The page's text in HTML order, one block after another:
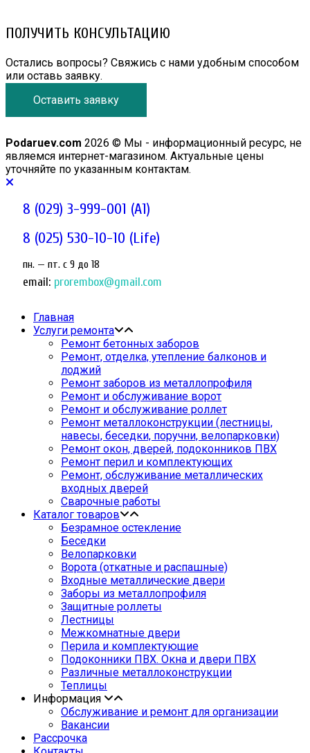
ПОЛУЧИТЬ КОНСУЛЬТАЦИЮ
Остались вопросы? Свяжись с нами удобным способом
или оставь заявку.
Оставить заявку
Podaruev.com 2026 © Мы - информационный ресурс, не
являемся интернет-магазином. Актуальные цены
уточняйте по указанным контактам.
8 (029) 3-999-001 (A1)
8 (025) 530-10-10 (Life)
пн. — пт. c 9 до 18
email: prorembox@gmail.com
Главная
Услуги ремонта
Ремонт бетонных заборов
Ремонт, отделка, утепление балконов и
лоджий
Ремонт заборов из металлопрофиля
Ремонт и обслуживание ворот
Ремонт и обслуживание роллет
Ремонт металлоконструкции (лестницы,
навесы, беседки, поручни, велопарковки)
Ремонт окон, дверей, подоконников ПВХ
Ремонт перил и комплектующих
Ремонт, обслуживание металлических
входных дверей
Сварочные работы
Каталог товаров
Безрамное остекление
Беседки
Велопарковки
Ворота (откатные и распашные)
Входные металлические двери
Заборы из металлопрофиля
Защитные роллеты
Лестницы
Межкомнатные двери
Перила и комплектующие
Подоконники ПВХ. Окна и двери ПВХ
Различные металлоконструкции
Теплицы
Информация
Обслуживание и ремонт для организации
Вакансии
Рассрочка